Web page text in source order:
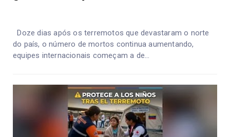
Doze dias após os terremotos que devastaram o norte
do país, o número de mortos continua aumentando,
equipes internacionais começam a de...